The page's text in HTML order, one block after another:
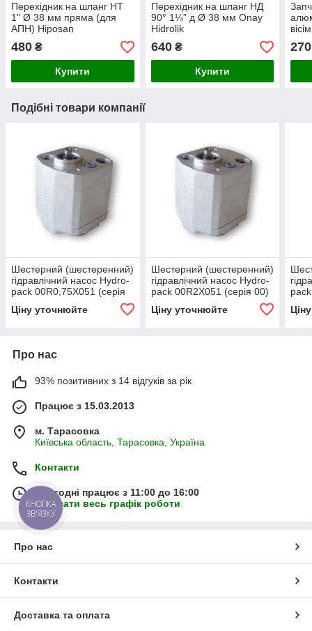
Перехідник на шланг НТ
1" Ø 38 мм пряма (для
АПН) Hiposan
480 ₴
Купити
Перехідник на шланг НД
90° 1¼” д Ø 38 мм Onay
Hidrolik
640₴
Купити
270
Подібні товари компанії
Шестерний (шестеренний)
гідравлічний насос Hydro-
pack 00R0,75X051 (серія
Ціну уточнюйте
Шестерний (шестеренний)
гідравлічний насос Hydro-
pack 00R2X051 (серія 00)
Ціну уточнюйте
Про нас
93% позитивних з 14 відгуків за рік
Працює з 15.03.2013
м. Тарасовка
Київська область, Тарасовка, Україна
Контакти
Сьогодні працює з 11:00 до 16:00
Показати весь графік роботи
Про нас
Контакти
Доставка та оплата
КНОПКА
ЗВ'ЯЗКУ